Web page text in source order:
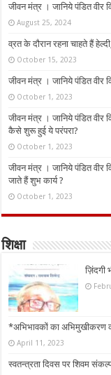
जीवन मंत्र । जानिये पंडित वीर
August 25, 2024
व्रत के दौरान रहना चाहते हैं
October 15, 2023
जीवन मंत्र । जानिये पंडित वीर
October 1, 2023
जीवन मंत्र । जानिये पंडित वीर
कैसे शुरू हुई ये परंपरा?
October 1, 2023
जीवन मंत्र । जानिये पंडित वीर
जाते हैं शुभ कार्य ?
October 1, 2023
शिक्षा
ज़िंदगी
*अभिभावकों का
April 11, 2023
स्वतन्त्रता दिवस पर शिवम